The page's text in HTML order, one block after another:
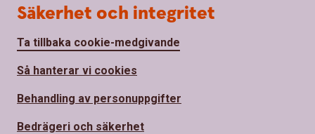
Säkerhet och integritet
Ta tillbaka cookie-medgivande
Så hanterar vi cookies
Behandling av personuppgifter
Bedrägeri och säkerhet